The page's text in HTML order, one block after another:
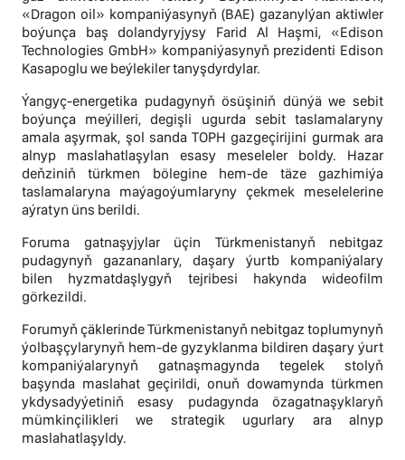
«Dragon oil» kompaniýasynyň (BAE) gazanylýan aktiwler
boýunça baş dolandyryjysy Farid Al Haşmi, «Edison
Technologies GmbH» kompaniýasynyň prezidenti Edison
Kasapoglu we beýlekiler tanyşdyrdylar.
Ýangyç-energetika pudagynyň ösüşiniň dünýä we sebit
boýunça meýilleri, degişli ugurda sebit taslamalaryny
amala aşyrmak, şol sanda TOPH gazgeçirijini gurmak ara
alnyp maslahatlaşylan esasy meseleler boldy. Hazar
deňziniň türkmen bölegine hem-de täze gazhimiýa
taslamalaryna maýagoýumlaryny çekmek meselelerine
aýratyn üns berildi.
Foruma gatnaşyjylar üçin Türkmenistanyň nebitgaz
pudagynyň gazananlary, daşary ýurtb kompaniýalary
bilen hyzmatdaşlygyň tejribesi hakynda wideofilm
görkezildi.
Forumyň çäklerinde Türkmenistanyň nebitgaz toplumynyň
ýolbaşçylarynyň hem-de gyzyklanma bildiren daşary ýurt
kompaniýalarynyň gatnaşmagynda tegelek stolyň
başynda maslahat geçirildi, onuň dowamynda türkmen
ykdysadyýetiniň esasy pudagynda özagatnaşyklaryň
mümkinçilikleri we strategik ugurlary ara alnyp
maslahatlaşyldy.